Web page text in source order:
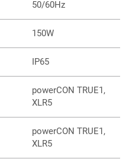
50/60Hz
150W
IP65
powerCON TRUE1,
XLR5
powerCON TRUE1,
XLR5